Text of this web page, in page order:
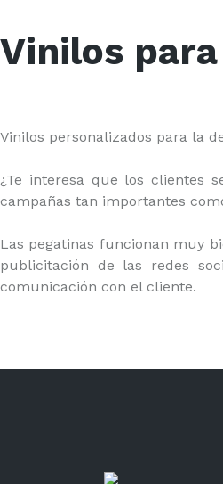
Vinilos
Vinilos personalizados para la
¿Te interesa que los clientes
campañas tan importantes
Las pegatinas funcionan muy
publicitación de las redes
comunicación con el cliente.